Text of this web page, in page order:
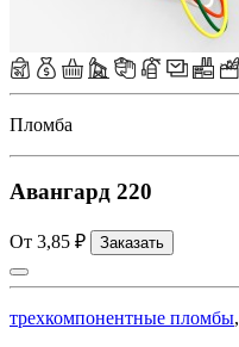
Пломба
Авангард 220
От 3,85 ₽ Заказать
трехкомпонентные пломбы,